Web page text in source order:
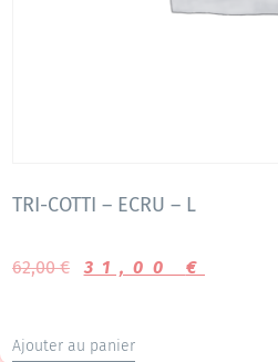
TRI-COTTI – ECRU – L
62,00€ 31,00 €
Ajouter au panier